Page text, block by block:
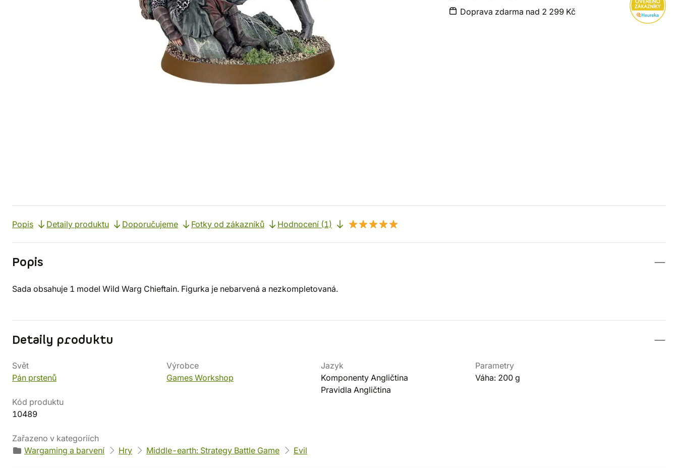
Doprava zdarma nad 2 299 Kč
Popis Detaily produktu Doporučujeme Fotky od zákazníků Hodnocení (1)
Popis
Sada obsahuje 1 model Wild Warg Chieftain. Figurka je nebarvená a nezkompletovaná.
Detaily produktu
Svět
Pán prstenů
Výrobce
Games Workshop
Jazyk
Komponenty Angličtina
Pravidla Angličtina
Parametry
Váha: 200 g
Kód produktu
10489
Zařazeno v kategoriích
Wargaming a barvení
Hry Middle-earth: Strategy Battle Game Evil